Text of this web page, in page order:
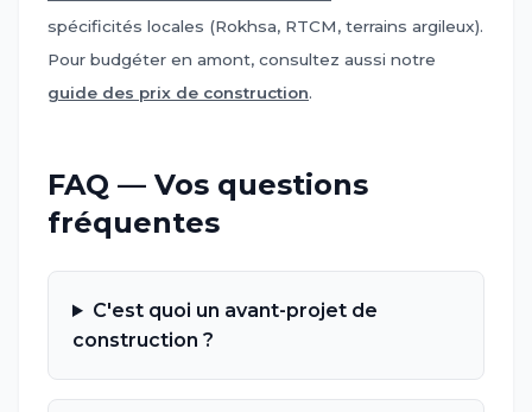
spécificités locales (Rokhsa, RTCM, terrains argileux).
Pour budgéter en amont, consultez aussi notre
guide des prix de construction.
FAQ — Vos questions
fréquentes
C'est quoi un avant-projet de
construction ?